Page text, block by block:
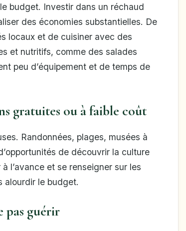
budget. Investir dans un réchaud
des économies substantielles. De
locaux et de cuisiner avec des
et nutritifs, comme des salades
peu d’équipement et de temps de
gratuites ou à faible coût
Randonnées, plages, musées à
de découvrir la culture
l’avance et se renseigner sur les
alourdir le budget.
pas guérir